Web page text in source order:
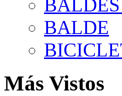
BALDE
Más Vistos